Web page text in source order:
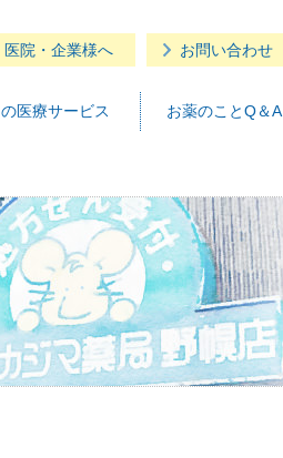
医療サービス お薬のことQ＆A
医院・企業様へ お問い合わせ